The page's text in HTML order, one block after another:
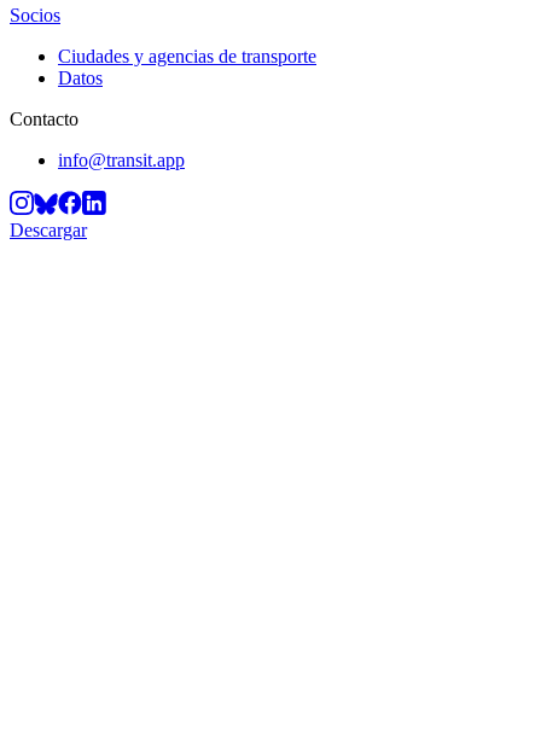
Socios
Ciudades y agencias de transporte
Datos
Contacto
info@transit.app
Descargar